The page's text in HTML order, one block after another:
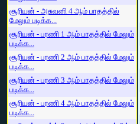
சூரியன் - அசுவனி 4 ஆம் பாதத்தில்
மேலும் படிக்க...
சூரியன் - பரணி 1 ஆம் பாதத்தில் மேலும்
படிக்க...
சூரியன் - பரணி 2 ஆம் பாதத்தில் மேலும்
படிக்க...
சூரியன் - பரணி 3 ஆம் பாதத்தில் மேலும்
படிக்க...
சூரியன் - பரணி 4 ஆம் பாதத்தில் மேலும்
படிக்க...